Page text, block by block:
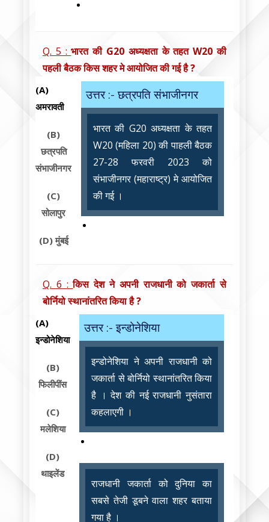
Q. 5 :भारत की G20 अध्यक्षता के तहत W20 की
पहली बैठक किस शहर मे आयोजित की गई है ?
(A)
अमरावती
(B)
छत्रपति
संभाजीनगर
(C)
सोलापुर
(D)मुंबई
उत्तर :- छत्रपति संभाजीनगर
भारत की G20 अध्यक्षता के तहत
W20 (महिला 20) की पाहली बैठक
27-28 फरवरी 2023 को
संभाजीनगर (महाराष्ट्र) मे आयोजित
की गई ।
Q. 6 :किस देश ने अपनी राजधानी को जकार्ता से
बोर्नियो स्थानांतरित किया है ?
(A)
इन्डोनेशिया
(B)
फिलीपींस
(C)
मलेशिया
(D)
थाइलेंड
उत्तर :- इन्डोनेशिया
इन्डोनेशिया ने अपनी राजधानी को
जकार्ता से बोर्नियो स्थानांतरित किया
है । देश की नई राजधानी नुसंतारा
कहलाएगी ।
राजधानी जकार्ता को दुनिया का
सबसे तेजी डूबने वाला शहर बताया
गया है ।